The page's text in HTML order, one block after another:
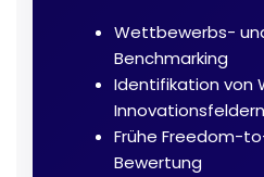
Wettbewerbs-
Benchmarking
Identifikation von
Innovationsfeldern
Frühe Freedom-
Bewertung